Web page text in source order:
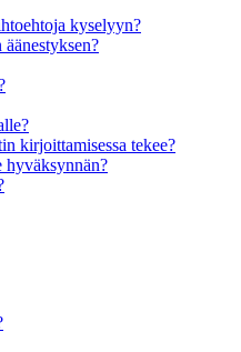
kyselyyn?
kirjoittamisessa tekee?